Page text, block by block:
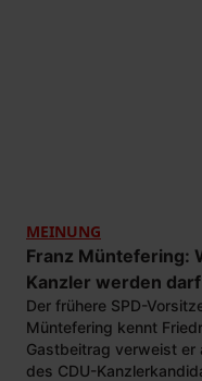
MEINUNG
Franz Müntefering:
Kanzler werden darf
Der frühere SPD-
Müntefering kennt
Gastbeitrag verweist er
des CDU-